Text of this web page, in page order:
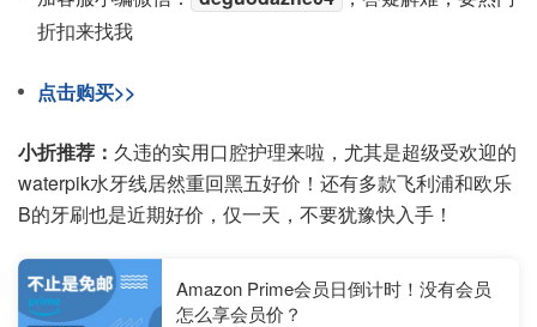
折扣来找我
点击购买>>
小折推荐： 久违的实用口腔护理来啦，尤其是超级受欢迎的
waterpik水牙线居然重回黑五好价！还有多款飞利浦和欧乐
B的牙刷也是近期好价，仅一天，不要犹豫快入手！
Amazon Prime会员日倒计时！没有会员
怎么享会员价？